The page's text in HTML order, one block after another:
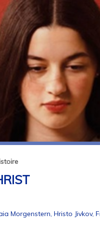
Morgenstern, Hristo Jivkov,